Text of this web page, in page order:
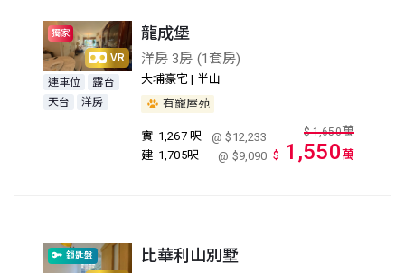
VR
獨家
連車位
露台
天台
洋房
龍成堡
洋房 3房 (1套房)
大埔豪宅 | 半山
有寵屋苑
實 1,267 呎
@ $12,233
建 1,705呎 @ $9,090
$ 1,650萬
$ 1,550萬
鎖匙盤 比華利山別墅